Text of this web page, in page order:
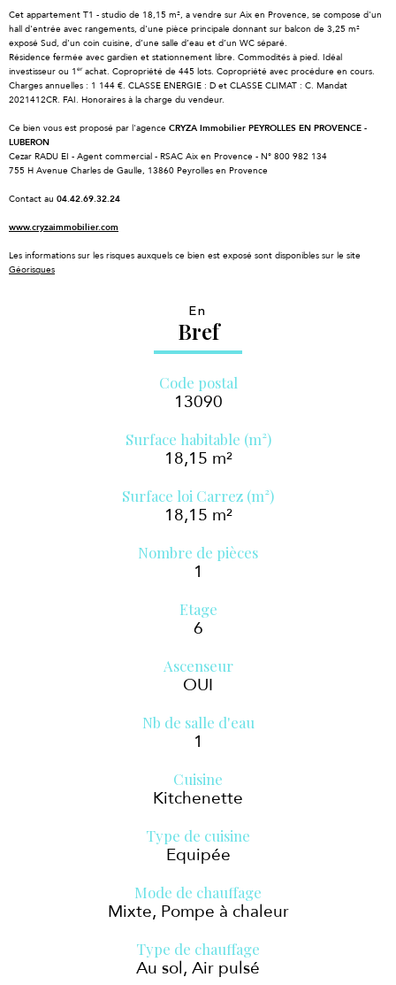
Cet appartement T1 - studio de 18,15 m², a vendre sur Aix en Provence, se compose d'un
hall d'entrée avec rangements, d'une pièce principale donnant sur balcon de 3,25 m²
exposé Sud, d'un coin cuisine, d’une salle d’eau et d’un WC séparé.
Résidence fermée avec gardien et stationnement libre. Commodités à pied. Idéal
investisseur ou 1 erachat. Copropriété de 445 lots. Copropriété avec procédure en cours.
Charges annuelles : 1 144 €. CLASSE ENERGIE : D et CLASSE CLIMAT : C. Mandat
2021412CR. FAI. Honoraires à la charge du vendeur.
Ce bien vous est proposé par l'agence CRYZA Immobilier PEYROLLES EN PROVENCE -
LUBERON
Cezar RADU EI - Agent commercial - RSAC Aix en Provence - N° 800 982 134
755 H Avenue Charles de Gaulle, 13860 Peyrolles en Provence
Contact au 04.42.69.32.24
www.cryzaimmobilier.com
Les informations sur les risques auxquels ce bien est exposé sont disponibles sur le site
Géorisques
En
Bref
Code postal
13090
Surface habitable (m²)
18,15 m²
Surface loi Carrez (m²)
18,15 m²
Nombre de pièces
1
Etage
6
Ascenseur
OUI
Nb de salle d'eau
1
Cuisine
Kitchenette
Type de cuisine
Equipée
Mode de chauffage
Mixte, Pompe à chaleur
Type de chauffage
Au sol, Air pulsé